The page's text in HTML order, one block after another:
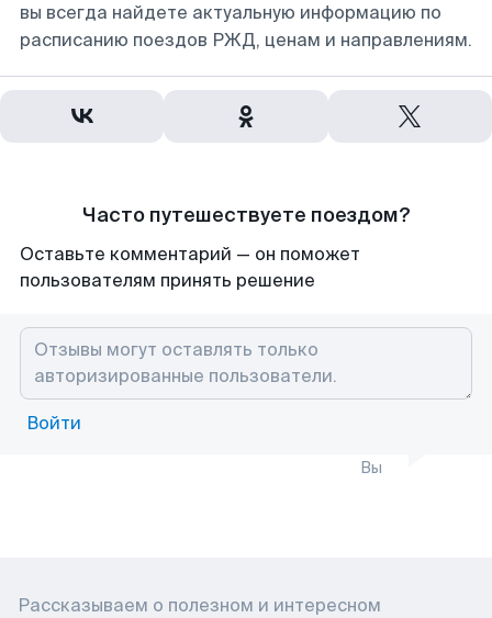
вы всегда найдете актуальную информацию по
расписанию поездов РЖД, ценам и направлениям.
Часто путешествуете поездом?
Оставьте комментарий — он поможет
пользователям принять решение
Войти
Вы
Рассказываем о полезном и интересном